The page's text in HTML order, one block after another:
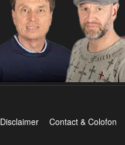
Disclaimer Contact & Colofon